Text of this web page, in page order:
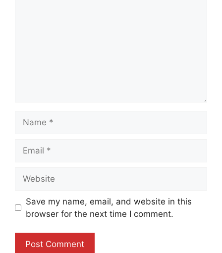
Save my name, email, and website in this
browser for the next time I comment.